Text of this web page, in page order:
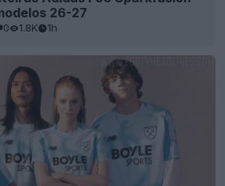
26-27
0 1.8K 1h